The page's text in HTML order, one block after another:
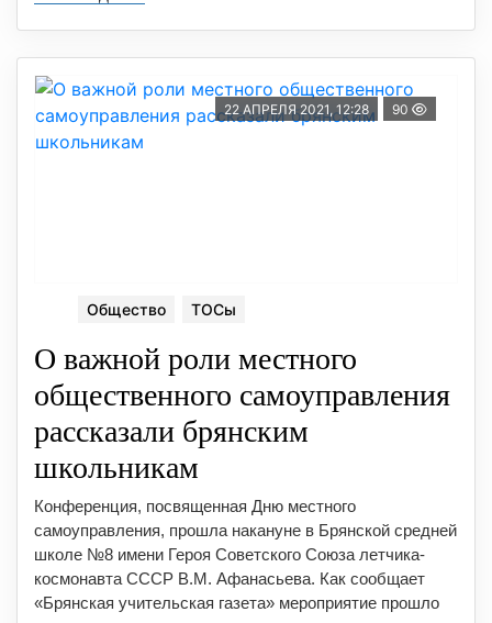
22 АПРЕЛЯ 2021, 12:28 90
Общество ТОСы
О важной роли местного
общественного самоуправления
рассказали брянским
школьникам
Конференция, посвященная Дню местного
самоуправления, прошла накануне в Брянской средней
школе №8 имени Героя Советского Союза летчика-
космонавта СССР В.М. Афанасьева. Как сообщает
«Брянская учительская газета» мероприятие прошло